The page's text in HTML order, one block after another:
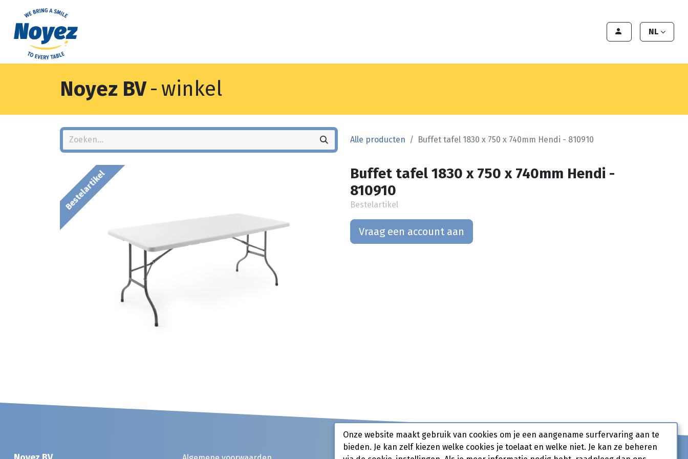
NL
Noyez BV- winkel
Alle producten Buffet tafel 1830 x 750 x 740mm Hendi - 810910
Bestelartikel
Buffet tafel 1830 x 750 x 740mm Hendi -
810910
Bestelartikel
Vraag een account aan
Onze website maakt gebruik van cookies om je een aangename surfervaring aan te
bieden. Je kan zelf kiezen welke cookies je toelaat en welke niet. Je kan ze beheren